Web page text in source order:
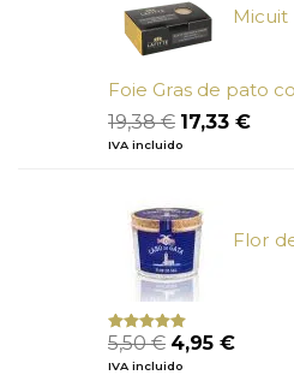
Micuit
Foie Gras de pato
19,38€ El
precio
19,38 €.
17,33 €El
IVA incluido
Flor
Valorado
con
de
5
5,50€ El
precio
4,95 €El
IVA incluido